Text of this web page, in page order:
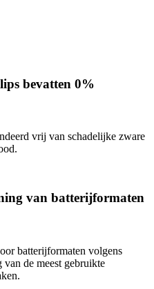
bevatten 0%
vrij van schadelijke zware
van batterijformaten
batterijformaten volgens
de meest gebruikte